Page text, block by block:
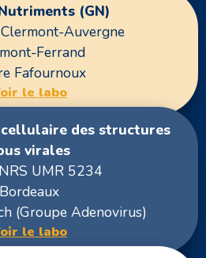
(GN)
Auvergne
Ferrand
Fafournoux
le labo
des structures
virales
UMR 5234
Bordeaux
(Groupe Adenovirus)
le labo